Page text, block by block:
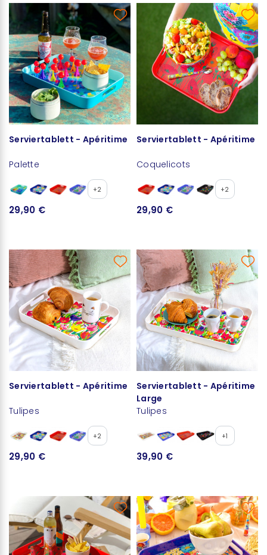
Serviertablett - Apéritime
Palette
+2
29,90 €
Serviertablett - Apéritime
Coquelicots
+2
29,90 €
Serviertablett - Apéritime
Tulipes
+2
29,90 €
Serviertablett - Apéritime
Large
Tulipes
+1
39,90 €